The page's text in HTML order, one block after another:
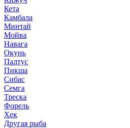
Кета
Камбала
Минтай
Мойва
Навага
Окунь
Палтус
Пикша
Сибас
Семга
Треска
Форель
Хек
Другая рыба